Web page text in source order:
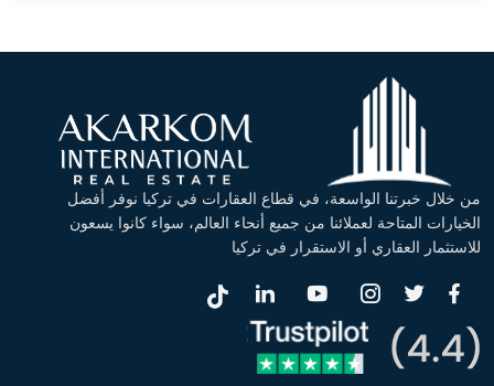
من خلال خبرتنا الواسعة، في قطاع العقارات في تركيا نوفر أفضل
الخيارات المتاحة لعملائنا من جميع أنحاء العالم، سواء كانوا يسعون
للاستثمار العقاري أو الاستقرار في تركيا